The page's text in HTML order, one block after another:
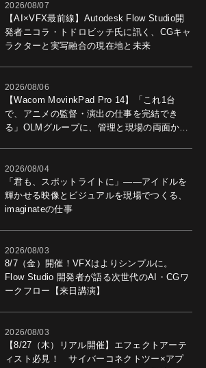
2026/08/07
【AI×VFX最前線】Autodesk Flow Studio開
発者ニコラ・トドロビッチ氏に訊く、CGキャ
ラクターと実写融合の現在地と未来
2026/08/06
【Wacom MovinkPad Pro 14】「これ1台
で、アニメの監督・演出の仕事を完結でき
る」OLMグループに、管理と現場の両面から
2026/08/04
「君も、スポットライトに」――アイドルを
輝かせる映像とビジュアルを現場でつくる、
imaginateの仕事
2026/08/03
8/7（金）開催！VFXはよりシンプルに。
Flow Studio 開発者が語る次世代のAI・CGワ
ークフロー【来日講演】
2026/08/03
【8/27（木）リアル開催】エフェクトアーテ
ィスト必見！ サイバーコネクトツー×アプ